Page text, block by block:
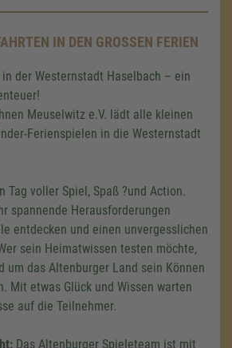
IN DEN GROSSEN FERIEN
der Westernstadt Haselbach – ein
Meuselwitz e.V. lädt alle kleinen
Ferienspielen in die Westernstadt
Tag voller Spiel, Spaß ?und Action.
spannende Herausforderungen
entdecken und einen unvergesslichen
sein Heimatwissen testen möchte,
um das Altenburger Land sein Können
Mit etwas Glück und Wissen warten
auf die Teilnehmer.
Das Altenburger Spieleteam ist mit